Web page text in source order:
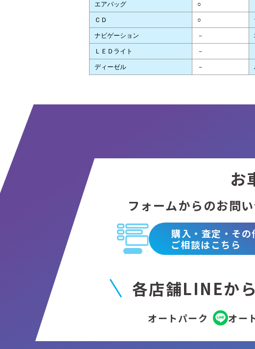
エアバッグ ○
ＣＤ ○
ナビゲーション －
ＬＥＤライト －
ディーゼル －
お
フォームからのお問
購入・査定・その
ご相談はこちら
各店舗LINEか
オートパーク オー